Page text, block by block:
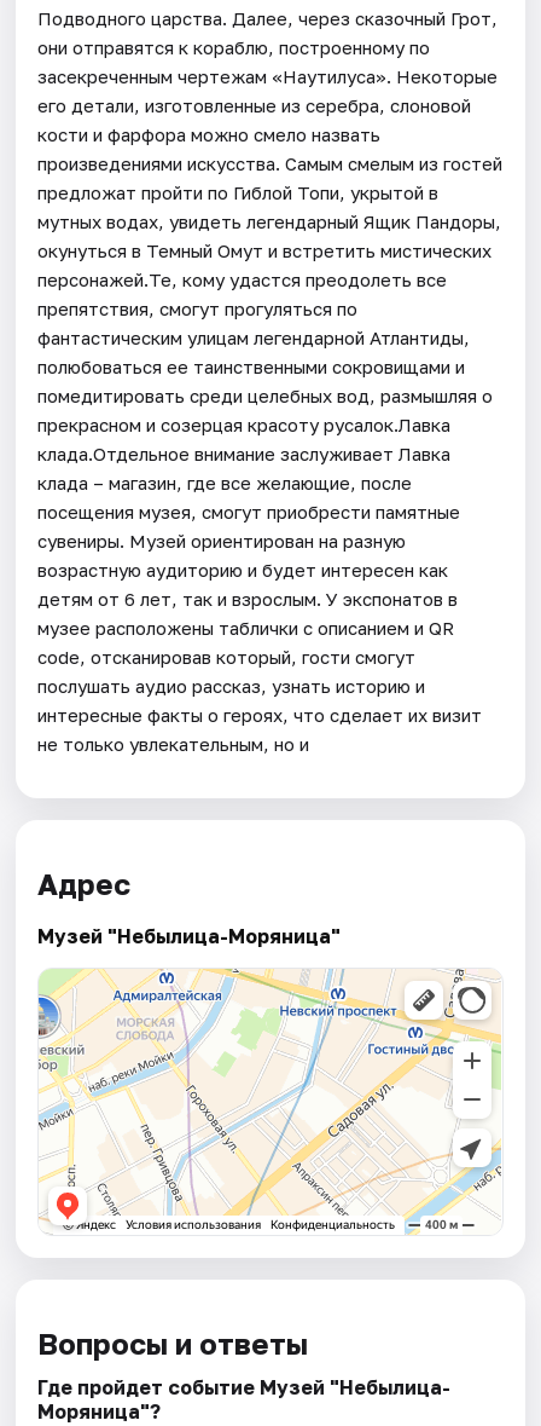
Подводного царства. Далее, через сказочный Грот,
они отправятся к кораблю, построенному по
засекреченным чертежам «Наутилуса». Некоторые
его детали, изготовленные из серебра, слоновой
кости и фарфора можно смело назвать
произведениями искусства. Самым смелым из гостей
предложат пройти по Гиблой Топи, укрытой в
мутных водах, увидеть легендарный Ящик Пандоры,
окунуться в Темный Омут и встретить мистических
персонажей.Те, кому удастся преодолеть все
препятствия, смогут прогуляться по
фантастическим улицам легендарной Атлантиды,
полюбоваться ее таинственными сокровищами и
помедитировать среди целебных вод, размышляя о
прекрасном и созерцая красоту русалок.Лавка
клада.Отдельное внимание заслуживает Лавка
клада – магазин, где все желающие, после
посещения музея, смогут приобрести памятные
сувениры. Музей ориентирован на разную
возрастную аудиторию и будет интересен как
детям от 6 лет, так и взрослым. У экспонатов в
музее расположены таблички с описанием и QR
code, отсканировав который, гости смогут
послушать аудио рассказ, узнать историю и
интересные факты о героях, что сделает их визит
не только увлекательным, но и
Адрес
Музей "Небылица-Моряница"
Вопросы и ответы
Где пройдет событие Музей "Небылица-
Моряница"?